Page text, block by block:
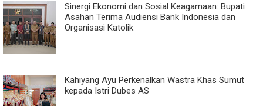
Sinergi Ekonomi dan Sosial Keagamaan: Bupati
Asahan Terima Audiensi Bank Indonesia dan
Organisasi Katolik
Kahiyang Ayu Perkenalkan Wastra Khas Sumut
kepada Istri Dubes AS